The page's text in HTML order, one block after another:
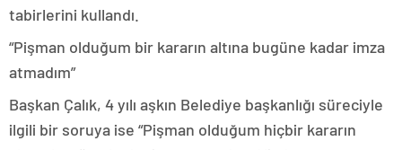
tabirlerini kullandı.
“Pişman olduğum bir kararın altına bugüne kadar imza
atmadım”
Başkan Çalık, 4 yılı aşkın Belediye başkanlığı süreciyle
ilgili bir soruya ise “Pişman olduğum hiçbir kararın